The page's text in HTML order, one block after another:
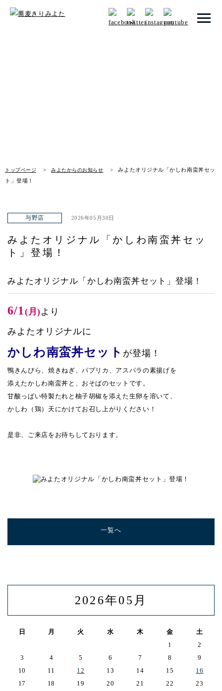
トップページ みよたからのお知らせ
みよたオリジナル「かしわ南蛮丼セッ
ト」登場！
与野店 2026年05月30日
みよたオリジナル「かしわ南蛮丼セッ
ト」登場！
みよたオリジナル「かしわ南蛮丼セット」登場！
6/1 (月)より
みよたオリジナルに
かしわ南蛮丼セット が登場！
鴨きんぴら、焼きねぎ、パプリカ、アスパラの素揚げを
添えたかしわ南蛮丼と、おそばのセットです。
甘酸っぱい特製たれと柚子胡椒を添えた生卵を溶いて、
かしわ（鶏）天にかけてお召し上がりください！
是非、ご来店をお待ちしております。
一覧へ
2026年05月
日 月 火 水 木 金 土
1
2
3
4 5 6 7 8
9
10
11 12 13 14 15
16
17
18 19 20 21 22
23